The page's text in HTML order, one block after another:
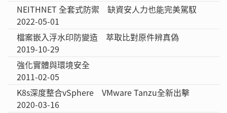
NEITHNET 全套式防禦 缺資安人力也能完美駕馭
2022-05-01
檔案嵌入浮水印防變造 萃取比對原件辨真偽
2019-10-29
強化實體與環境安全
2011-02-05
K8s深度整合vSphere VMware Tanzu全新出擊
2020-03-16